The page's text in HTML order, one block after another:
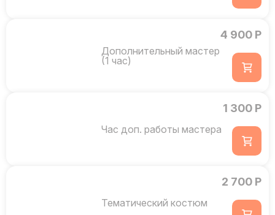
Дополнительный мастер
(1 час)
4 900 Р
Час доп. работы мастера
1 300 Р
Тематический костюм
2 700 Р